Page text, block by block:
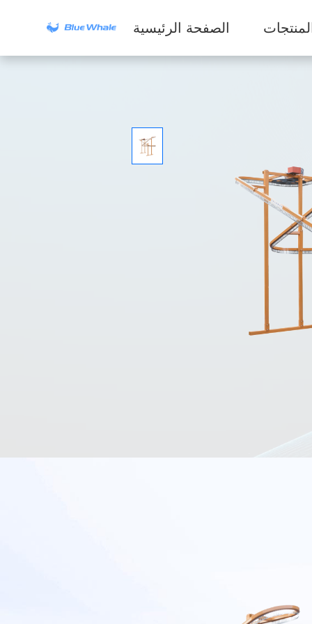
الصفحة الرئيسية
سلسلة المجففات
سلسلة أجهزة
التنظيف الجاف